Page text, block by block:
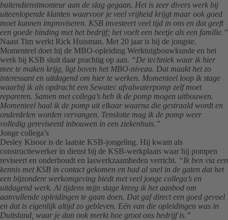
buitendienstmonteur aan de slag gegaan. Het is zeer divers werk bij
uiteenlopende klanten waarvoor je veel vrijheid krijgt maar ook goed
moet kunnen improviseren. KSB investeert veel tijd in ons en dat geeft
een goede binding met het bedrijf; het voelt een beetje als een familie.”
Naast Tim werkt Rick Huisman. Met 20 jaar is hij de jongste.
Momenteel doet hij de MBO-opleiding Werktuigbouwkunde en het
werk bij KSB sluit daar prachtig op aan. “De techniek waar ik hier
mee te maken krijg, ligt boven het MBO-niveau. Dat maakt het zo
interessant en uitdagend om hier te werken. Momenteel loop ik stage
waarbij ik als opdracht een Sewatec afvalwaterpomp zelf moet
repareren. Samen met collega’s heb ik de pomp mogen uitbouwen.
Momenteel haal ik de pomp uit elkaar waarna die gestraald wordt en
onderdelen worden vervangen. Tenslotte mag ik de pomp weer
volledig gereviseerd inbouwen in een ziekenhuis.”
Jonge collega’s
Desley Kisoor is de laatste KSB-jongeling. Hij kwam als
constructiewerker in dienst bij de KSB-werkplaats waar hij pompen
reviseert en onderhoudt en laswerkzaamheden verricht. “Ik ben via een
kennis met KSB in contact gekomen en had al snel in de gaten dat het
een bijzondere werkomgeving biedt met veel jonge collega’s en
uitdagend werk. Al tijdens mijn stage kreeg ik het aanbod om
aanvullende opleidingen te gaan doen. Dat gaf direct een goed gevoel
en dat is eigenlijk altijd zo gebleven. Eén van die opleidingen was in
Duitsland, waar je dan ook merkt hoe groot ons bedrijf is.”